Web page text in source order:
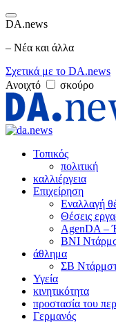
DA.news
– Νέα και άλλα
Σχετικά με το DA.news
Ανοιχτό
σκούρο
Τοπικός
πολιτική
καλλιέργεια
Επιχείρηση
Εναλλαγή
Θέσεις
AgenDA –
BNI
άθλημα
ΣΒ
Υγεία
κινητικότητα
προστασία του
Γερμανός